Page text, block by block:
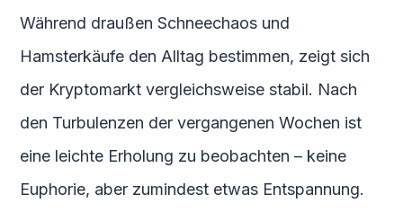
Während draußen Schneechaos und
Hamsterkäufe den Alltag bestimmen, zeigt sich
der Kryptomarkt vergleichsweise stabil. Nach
den Turbulenzen der vergangenen Wochen ist
eine leichte Erholung zu beobachten – keine
Euphorie, aber zumindest etwas Entspannung.